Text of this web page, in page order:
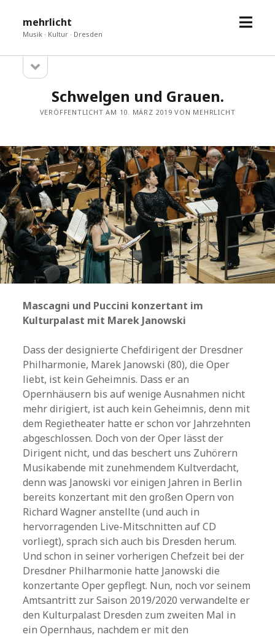
mehrlicht
Musik · Kultur · Dresden
Menü
Sidebar
öffnen
Schwelgen und Grauen.
VERÖFFENTLICHT AM 10. MÄRZ 2019 VON MEHRLICHT
Mascagni und Puccini konzertant im
Kulturpalast mit Marek Janowski
Dass der designierte Chefdirigent der Dresdner
Philharmonie, Marek Janowski (80), die Oper
liebt, ist kein Geheimnis. Dass er an
Opernhäusern bis auf wenige Ausnahmen nicht
mehr dirigiert, ist auch kein Geheimnis, denn mit
dem Regietheater hatte er schon vor Jahrzehnten
abgeschlossen. Doch von der Oper lässt der
Dirigent nicht, und das beschert uns Zuhörern
Musikabende mit zunehmendem Kultverdacht,
denn was Janowski vor einigen Jahren in Berlin
bereits konzertant mit den großen Opern von
Richard Wagner anstellte (und auch in
hervorragenden Live-Mitschnitten auf CD
vorliegt), sprach sich auch bis Dresden herum.
Und schon in seiner vorherigen Chefzeit bei der
Dresdner Philharmonie hatte Janowski die
konzertante Oper gepflegt. Nun, noch vor seinem
Amtsantritt zur Saison 2019/2020 verwandelte er
den Kulturpalast Dresden zum zweiten Mal in
ein Opernhaus, nachdem er mit den